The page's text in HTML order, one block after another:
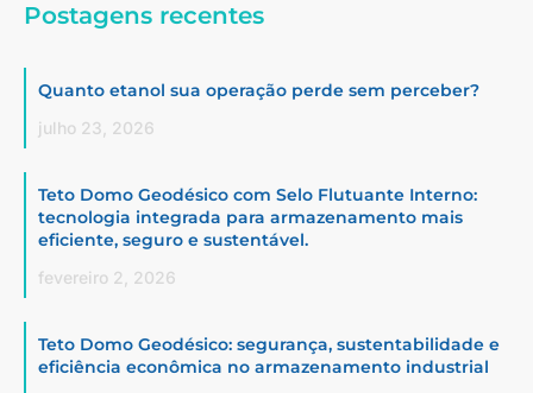
Postagens recentes
Quanto etanol sua operação perde sem perceber?
julho 23, 2026
Teto Domo Geodésico com Selo Flutuante Interno:
tecnologia integrada para armazenamento mais
eficiente, seguro e sustentável.
fevereiro 2, 2026
Teto Domo Geodésico: segurança, sustentabilidade e
eficiência econômica no armazenamento industrial